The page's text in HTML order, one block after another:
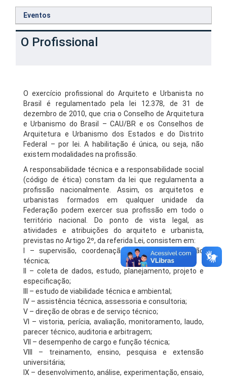
Eventos
O Profissional
O exercício profissional do Arquiteto e Urbanista no
Brasil é regulamentado pela lei 12.378, de 31 de
dezembro de 2010, que cria o Conselho de Arquitetura
e Urbanismo do Brasil – CAU/BR e os Conselhos de
Arquitetura e Urbanismo dos Estados e do Distrito
Federal – por lei. A habilitação é única, ou seja, não
existem modalidades na profissão.
A responsabilidade técnica e a responsabilidade social
(código de ética) constam da lei que regulamenta a
profissão nacionalmente. Assim, os arquitetos e
urbanistas formados em qualquer unidade da
Federação podem exercer sua profissão em todo o
território nacional. Do ponto de vista legal, as
atividades e atribuições do arquiteto e urbanista,
previstas no Artigo 2º, da referida Lei, consistem em:
I – supervisão, coordenação, gestão e orientação
técnica;
II – coleta de dados, estudo, planejamento, projeto e
especificação;
III – estudo de viabilidade técnica e ambiental;
IV – assistência técnica, assessoria e consultoria;
V – direção de obras e de serviço técnico;
VI – vistoria, perícia, avaliação, monitoramento, laudo,
parecer técnico, auditoria e arbitragem;
VII – desempenho de cargo e função técnica;
VIII – treinamento, ensino, pesquisa e extensão
universitária;
IX – desenvolvimento, análise, experimentação, ensaio,